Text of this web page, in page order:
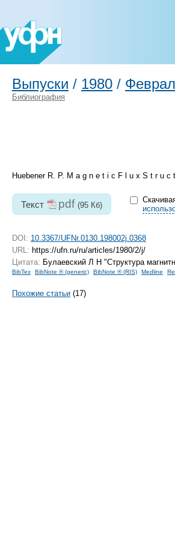
Выпуски / 1980 /
Библиография
Huebener R. P. M a g n e t i c F l u x S t r u
Текст pdf (95 Кб)
DOI: 10.3367/UFNr.0130.198002j.0368
URL: https://ufn.ru/ru/articles/1980/2/j/
Цитата: Булаевский Л Н "Структура
BibTex BibNote ® (generic) BibNote ® (RIS) Medline
Похожие статьи (17)